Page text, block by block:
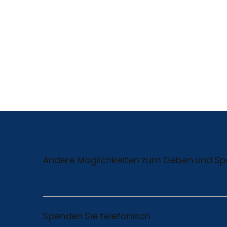
Andere Möglichkeiten zum Geben und
Spenden Sie telefonisch